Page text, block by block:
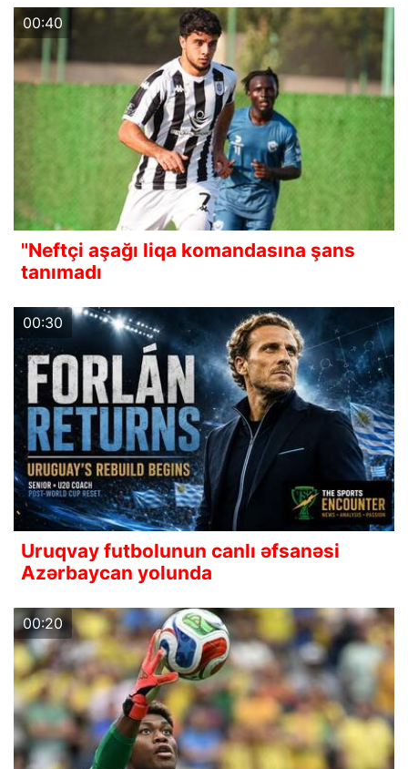
00:40
"Neftçi aşağı liqa komandasına şans
tanımadı
00:30
Uruqvay futbolunun canlı əfsanəsi
Azərbaycan yolunda
00:20